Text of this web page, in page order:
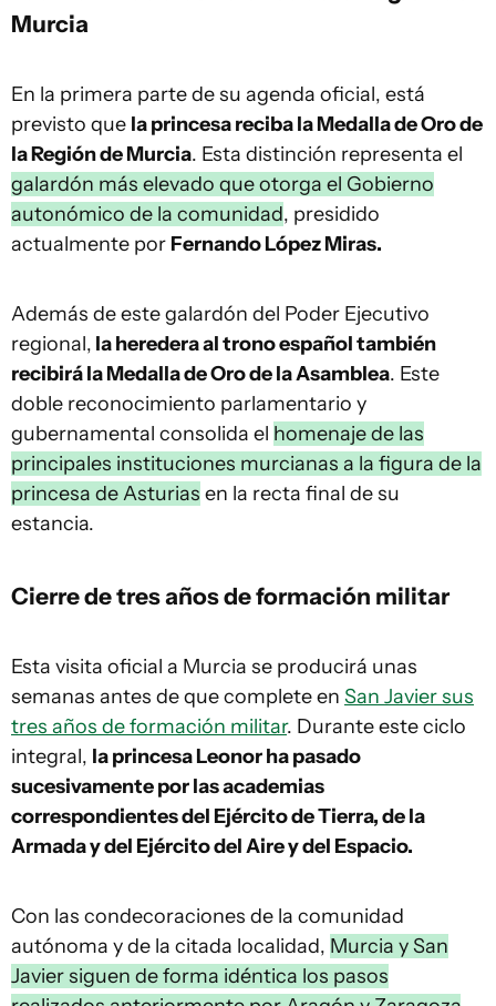
Murcia
En la primera parte de su agenda oficial, está
previsto que la princesa reciba la Medalla de Oro de
la Región de Murcia. Esta distinción representa el
galardón más elevado que otorga el Gobierno
autonómico de la comunidad, presidido
actualmente por Fernando López Miras.
Además de este galardón del Poder Ejecutivo
regional, la heredera al trono español también
recibirá la Medalla de Oro de la Asamblea. Este
doble reconocimiento parlamentario y
gubernamental consolida el homenaje de las
principales instituciones murcianas a la figura de la
princesa de Asturias en la recta final de su
estancia.
Cierre de tres años de formación militar
Esta visita oficial a Murcia se producirá unas
semanas antes de que complete en San Javier sus
tres años de formación militar. Durante este ciclo
integral, la princesa Leonor ha pasado
sucesivamente por las academias
correspondientes del Ejército de Tierra, de la
Armada y del Ejército del Aire y del Espacio.
Con las condecoraciones de la comunidad
autónoma y de la citada localidad, Murcia y San
Javier siguen de forma idéntica los pasos